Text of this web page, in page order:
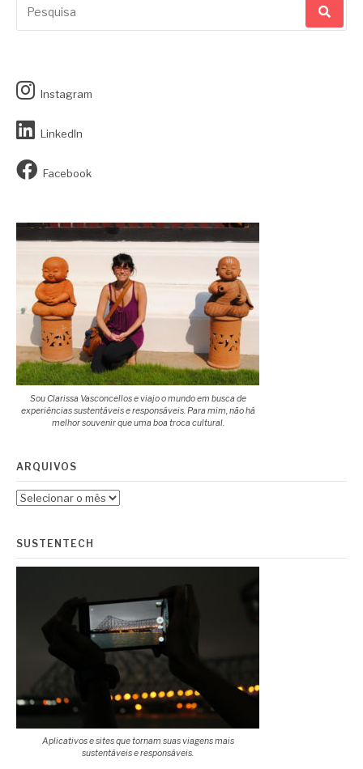
por:
Instagram
LinkedIn
Facebook
Sou Clarissa Vasconcellos e viajo o mundo em busca de
experiências sustentáveis e responsáveis. Para mim, não há
melhor souvenir que uma boa troca cultural.
ARQUIVOS
Arquivos
SUSTENTECH
Aplicativos e sites que tornam suas viagens mais
sustentáveis e responsáveis.